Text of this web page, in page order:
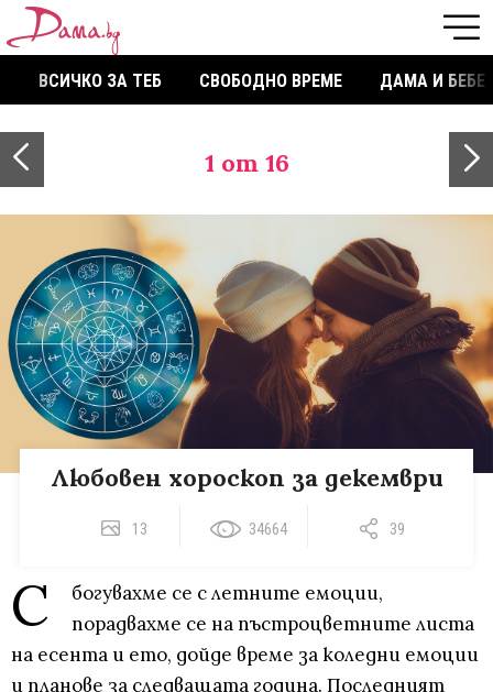
ВСИЧКО ЗА ТЕБ СВОБОДНО ВРЕМЕ ДАМА И БЕБЕ
1 от 16
Любовен хороскоп за декември
13 34664 39
С
богувахме се с летните емоции,
порадвахме се на пъстроцветните листа
на есента и ето, дойде време за коледни емоции
и планове за следващата година. Последният